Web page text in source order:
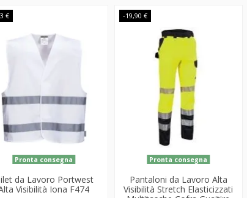
€
Pronta consegna
da Lavoro Portwest
Visibilità Iona F474
-19,90 €
Pronta consegna
Pantaloni da Lavoro Alta
Visibilità Stretch Elasticizzati